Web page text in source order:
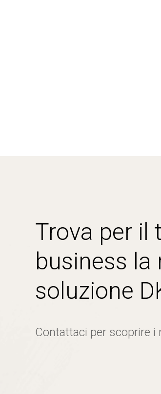
Trova per il
business la
soluzione
Contattaci per scoprire